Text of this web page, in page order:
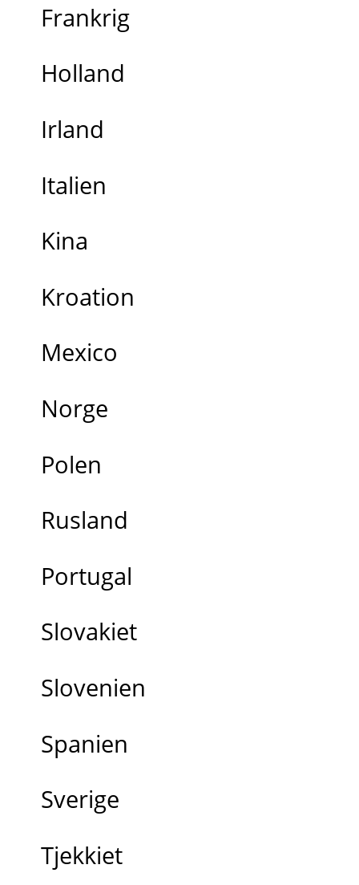
Frankrig
Holland
Irland
Italien
Kina
Kroation
Mexico
Norge
Polen
Rusland
Portugal
Slovakiet
Slovenien
Spanien
Sverige
Tjekkiet